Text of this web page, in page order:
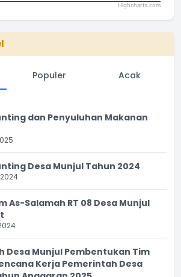
Highcharts.com
Populer Acak
dan Penyuluhan Makanan
Desa Munjul Tahun 2024
As-Salamah RT 08 Desa Munjul
Desa Munjul Pembentukan Tim
Kerja Pemerintah Desa